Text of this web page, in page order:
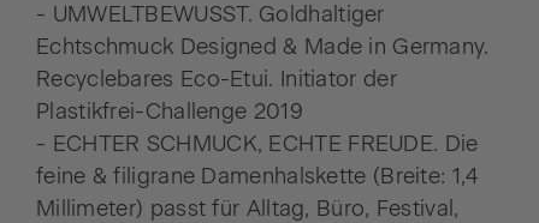
- UMWELTBEWUSST. Goldhaltiger
Echtschmuck Designed & Made in Germany.
Recyclebares Eco-Etui. Initiator der
Plastikfrei-Challenge 2019
- ECHTER SCHMUCK, ECHTE FREUDE. Die
feine & filigrane Damenhalskette (Breite: 1,4
Millimeter) passt für Alltag, Büro, Festival,